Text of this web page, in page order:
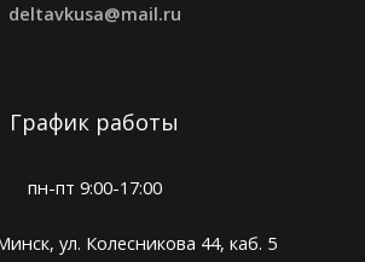
deltavkusa@mail.ru
График работы
пн-пт 9:00-17:00
ул. Колесникова 44, каб. 5